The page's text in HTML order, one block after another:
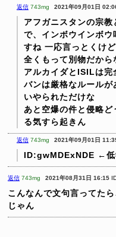
返信 743mg 2021年09月01日
アフガニスタンの宗
で、インボウインボウ
すね 一応言っとくけ
全くもって別物だから
アルカイダとISILは完
バンは厳格なルール
いやられただけな
あと空爆の件と侵略
る気すら起きん
返信 743mg 2021年09月01日
ID:gwMDExNDE ←低
返信 743mg 2021年08月31日 16:15
こんなんで文句言ってた
じゃん